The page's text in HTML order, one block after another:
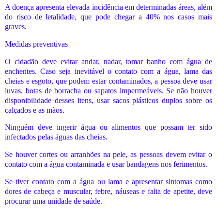
A doença apresenta elevada incidência em determinadas áreas, além
do risco de letalidade, que pode chegar a 40% nos casos mais
graves.
Medidas preventivas
O cidadão deve evitar andar, nadar, tomar banho com água de
enchentes. Caso seja inevitável o contato com a água, lama das
cheias e esgoto, que podem estar contaminados, a pessoa deve usar
luvas, botas de borracha ou sapatos impermeáveis. Se não houver
disponibilidade desses itens, usar sacos plásticos duplos sobre os
calçados e as mãos.
Ninguém deve ingerir água ou alimentos que possam ter sido
infectados pelas águas das cheias.
Se houver cortes ou arranhões na pele, as pessoas devem evitar o
contato com a água contaminada e usar bandagens nos ferimentos.
Se tiver contato com a água ou lama e apresentar sintomas como
dores de cabeça e muscular, febre, náuseas e falta de apetite, deve
procurar uma unidade de saúde.